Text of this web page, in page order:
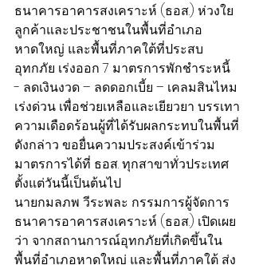
ธนาคารอาคารสงเคราะห์ (ธอส.) ห่วงใย
ลูกค้าและประชาชนในพื้นที่อำเภอ
หาดใหญ่ และพื้นที่ภาคใต้ที่ประสบ
อุทกภัย เร่งออก 7 มาตรการพักชำระหนี้
- ลดเงินงวด – ลดดอกเบี้ย – เคลมสินไหม
เร่งด่วน เพื่อช่วยเหลือและเยียวยา บรรเทา
ความเดือดร้อนผู้ที่ได้รับผลกระทบในพื้นที่
ดังกล่าว ขอยื่นความประสงค์เข้าร่วม
มาตรการได้ที่ ธอส. ทุกสาขาทั่วประเทศ
ตั้งแต่วันนี้เป็นต้นไป
นายกมลภพ วีระพละ กรรมการผู้จัดการ
ธนาคารอาคารสงเคราะห์ (ธอส.) เปิดเผย
ว่า จากสถานการณ์อุทกภัยที่เกิดขึ้นใน
พื้นที่อำเภอหาดใหญ่ และพื้นที่ภาคใต้ ส่ง